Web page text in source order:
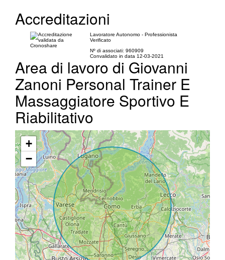
Accreditazioni
Lavoratore Autonomo - Professionista
Verificato
Nº di associati: 960909
Convalidato in data 12-03-2021
Area di lavoro di Giovanni
Zanoni Personal Trainer E
Massaggiatore Sportivo E
Riabilitativo
+
−